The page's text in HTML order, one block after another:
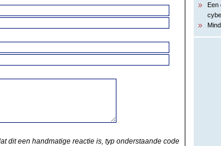
dit een handmatige reactie is, typ onderstaande code
Een